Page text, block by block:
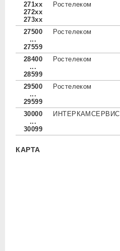
271xx
272xx
273xx
Ростелеком
27500
...
27559
Ростелеком
28400
...
28599
Ростелеком
29500
...
29599
Ростелеком
30000
...
30099
ИНТЕРКАМСЕРВИС
КАРТА